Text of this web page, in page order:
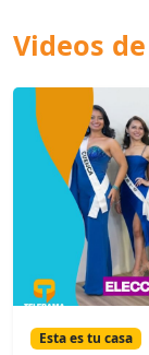
Videos
Esta es tu casa